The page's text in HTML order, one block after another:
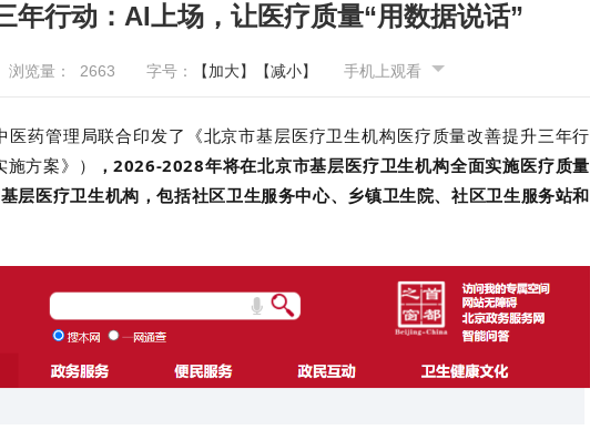
年行动：AI上场，让医疗质量“用数据说话”
浏览量： 2663 字号： 【加大】 【减小】 手机上观看
医药管理局联合印发了《北京市基层医疗卫生机构医疗质量改善提升三年行
方案》）
，2026-2028年将在北京市基层医疗卫生机构全面实施医疗质量
层医疗卫生机构，包括社区卫生服务中心、乡镇卫生院、社区卫生服务站和